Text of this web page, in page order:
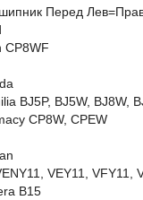
Перед
CP8WF
BJ5P, BJ5W, BJ8W,
CP8W, CPEW
VEY11, VFY11,
B15